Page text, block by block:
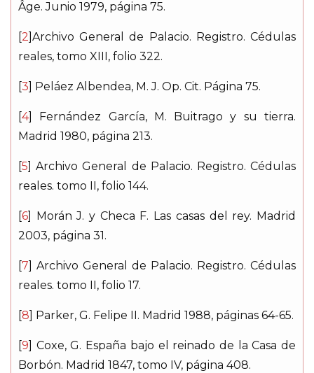
Âge. Junio 1979, página 75.
2 Archivo General de Palacio. Registro.Cédulas
reales, tomo XIII, folio 322.
3 ] Peláez Albendea, M. J. Op. Cit. Página 75.
4] Fernández García, M. Buitrago y su tierra.
Madrid 1980, página 213.
5 ] Archivo General de Palacio. Registro. Cédulas
reales. tomo II, folio 144.
6 ] Morán J. y Checa F. Las casas del rey. Madrid
2003, página 31.
7 ] Archivo General de Palacio. Registro. Cédulas
reales. tomo II, folio 17.
8 ] Parker, G. Felipe II . Madrid 1988, páginas 64-65.
9 ] Coxe, G. España bajo el reinado de la Casa de
Borbón. Madrid 1847, tomo IV, página 408.